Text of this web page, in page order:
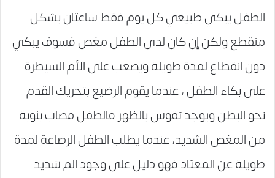
الطفل يبكي طبيعي كل يوم فقط ساعتان بشكل
منقطع ولكن إن كان لدى الطفل مغص فسوف يبكي
دون انقطاع لمدة طويلة ويصعب على الأم السيطرة
على بكاء الطفل ، عندما يقوم الرضيع بتحريك القدم
نحو البطن ويوجد تقوس بالظهر فالطفل مصاب بنوبة
من المغص الشديد، عندما يطلب الطفل الرضاعة لمدة
طويلة عن المعتاد فهو دليل على وجود الم شديد